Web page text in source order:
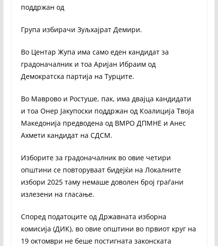
поддржан од
Група избирачи Зуљхајрат Демири.
Во Центар Жупа има само еден кандидат за
градоначалник и тоа Аријан Ибраим од
Демократска партија на Турците.
Во Маврово и Ростуше, пак, има двајца кандидати
и тоа Онер Јакупоски поддржан од Коалиција Твоја
Македонија предводена од ВМРО ДПМНЕ и Анес
Ахмети кандидат на СДСМ.
Изборите за градоначалник во овие четири
општини се повторуваат бидејќи на Локалните
избори 2025 таму немаше доволен број граѓани
излезени на гласање.
Според податоците од Државната изборна
комисија (ДИК), во овие општини во првиот круг на
19 октомври не беше постигната законската